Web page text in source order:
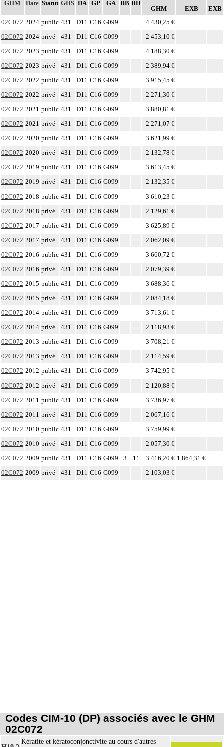
GHM Date Statut GHS DA GP GA BB BH
GHM
EXB
EXB
02C072 2024 public 431 D11 C16 G099
4 430,25 €
02C072 2024 privé 431 D11 C16 G099
2 453,10 €
02C072 2023 public 431 D11 C16 G099
4 188,30 €
02C072 2023 privé 431 D11 C16 G099
2 389,94 €
02C072 2022 public 431 D11 C16 G099
3 915,45 €
02C072 2022 privé 431 D11 C16 G099
2 271,30 €
02C072 2021 public 431 D11 C16 G099
3 880,81 €
02C072 2021 privé 431 D11 C16 G099
2 271,07 €
02C072 2020 public 431 D11 C16 G099
3 621,99 €
02C072 2020 privé 431 D11 C16 G099
2 132,78 €
02C072 2019 public 431 D11 C16 G099
3 613,45 €
02C072 2019 privé 431 D11 C16 G099
2 132,35 €
02C072 2018 public 431 D11 C16 G099
3 610,23 €
02C072 2018 privé 431 D11 C16 G099
2 129,61 €
02C072 2017 public 431 D11 C16 G099
3 625,89 €
02C072 2017 privé 431 D11 C16 G099
2 062,09 €
02C072 2016 public 431 D11 C16 G099
3 660,72 €
02C072 2016 privé 431 D11 C16 G099
2 079,39 €
02C072 2015 public 431 D11 C16 G099
3 688,36 €
02C072 2015 privé 431 D11 C16 G099
2 084,18 €
02C072 2014 public 431 D11 C16 G099
3 713,61 €
02C072 2014 privé 431 D11 C16 G099
2 118,93 €
02C072 2013 public 431 D11 C16 G099
3 708,21 €
02C072 2013 privé 431 D11 C16 G099
2 114,59 €
02C072 2012 public 431 D11 C16 G099
3 742,95 €
02C072 2012 privé 431 D11 C16 G099
2 120,88 €
02C072 2011 public 431 D11 C16 G099
3 736,97 €
02C072 2011 privé 431 D11 C16 G099
2 067,16 €
02C072 2010 public 431 D11 C16 G099
3 759,99 €
02C072 2010 privé 431 D11 C16 G099
2 057,30 €
02C072 2009 public 431 D11 C16 G099 3 11 3 416,20 € 1 864,31 €
02C072 2009 privé 431 D11 C16 G099 2 103,03 €
Codes CIM-10 (DP) associés avec le GHM
02C072
Kératite et kératoconjonctivite au cours d'autres